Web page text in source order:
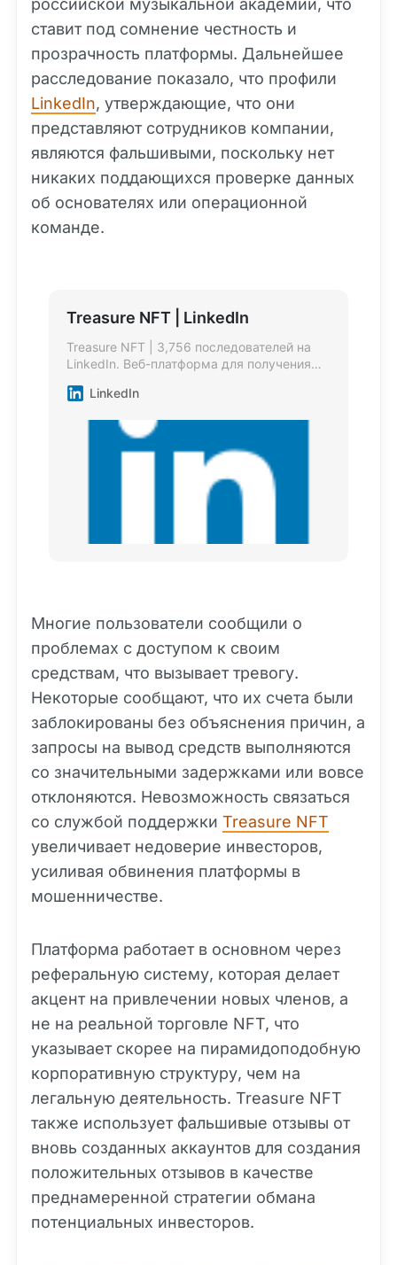
российской музыкальной академии, что
ставит под сомнение честность и
прозрачность платформы. Дальнейшее
расследование показало, что профили
LinkedIn, утверждающие, что они
представляют сотрудников компании,
являются фальшивыми, поскольку нет
никаких поддающихся проверке данных
об основателях или операционной
команде.
Treasure NFT | LinkedIn
Treasure NFT | 3,756 последователей на
LinkedIn. Веб-платформа для получения
TreasureNFT является первым в мире
платформа на основе алгоритмической
торговли с помощью инновационной
алгоритмической торговой модели,
используя автоматические
алгоритмические котировки,
отличие от традиционных NFT торговой
инвестиционные факторы, обусловленные
NFT активов цены колеблются
значительно, как только рынок тепла NFT
активов испытывают недостаток
ликвидности, TreasureNFT с
инновационной алгоритмической модели
торговли цена, для каждого NFT активов
предоставляется ликвидность.
LinkedIn
Многие пользователи сообщили о
проблемах с доступом к своим
средствам, что вызывает тревогу.
Некоторые сообщают, что их счета были
заблокированы без объяснения причин, а
запросы на вывод средств выполняются
со значительными задержками или вовсе
отклоняются. Невозможность связаться
со службой поддержки Treasure NFT
увеличивает недоверие инвесторов,
усиливая обвинения платформы в
мошенничестве.
Платформа работает в основном через
реферальную систему, которая делает
акцент на привлечении новых членов, а
не на реальной торговле NFT, что
указывает скорее на пирамидоподобную
корпоративную структуру, чем на
легальную деятельность. Treasure NFT
также использует фальшивые отзывы от
вновь созданных аккаунтов для создания
положительных отзывов в качестве
преднамеренной стратегии обмана
потенциальных инвесторов.